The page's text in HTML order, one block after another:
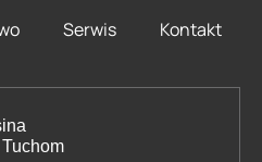
Serwis Kontakt